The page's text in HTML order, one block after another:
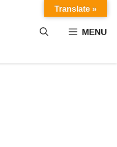
MENU
Translate »